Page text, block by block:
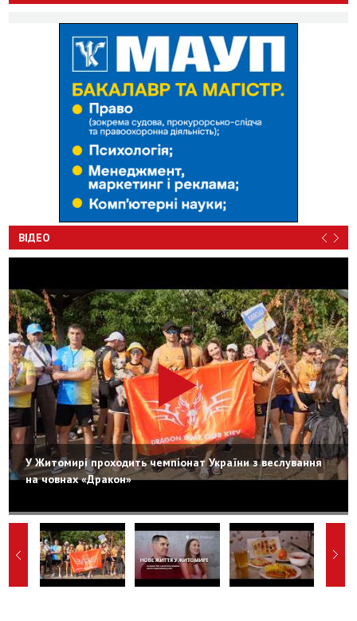
ВІДЕО
У Житомирі проходить чемпіонат України з веслування
на човнах «Дракон»